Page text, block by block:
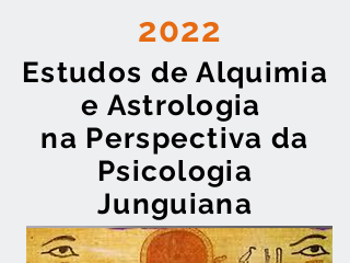
2022
Estudos de Alquimia
e Astrologia
na Perspectiva da
Psicologia
Junguiana